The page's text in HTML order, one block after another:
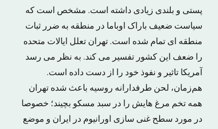
پستی و بلندی زیادی داشته است. مشخص است که
سیاست ضعیف باراک اوباما در منطقه به ضرر ثبات
منطقه ای تمام شده است. تهران تعلل ایالات متحده
را ضعف این کشور تفسیر می کند. به نظر می رسد
آمریکا تاثیر و نفوذ خود را از دست داده است.
هم‌زمان، لحن طرفدارانه روسیه باعث شده تهران
همه تخم مرغ هایش را در سبد مسکو بچیند؛ خصوصا
در مورد سطح غنی سازی اورانیوم در ایران و موضع